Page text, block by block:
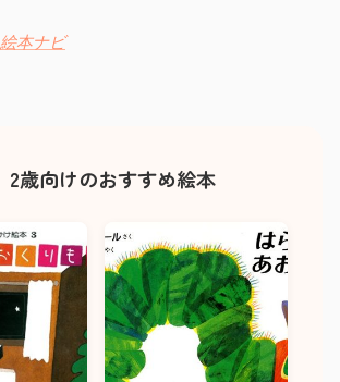
絵本ナビ
2歳向けのおすすめ絵本